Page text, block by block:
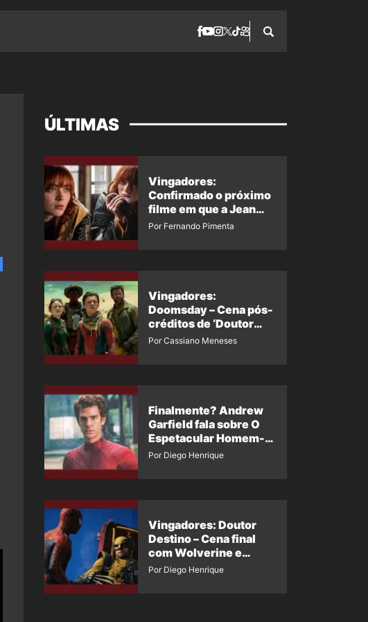
ÚLTIMAS
Vingadores:
Confirmado o próximo
filme em que a Jean
Grey irá aparecer
Por Fernando Pimenta
Vingadores:
Doomsday – Cena pós-
créditos de ‘Doutor
Destino’ é revelada
Por Cassiano Meneses
Finalmente? Andrew
Garfield fala sobre O
Espetacular Homem-
Aranha 3
Por Diego Henrique
Vingadores: Doutor
Destino – Cena final
com Wolverine e
Homem-Aranha de
Por Diego Henrique